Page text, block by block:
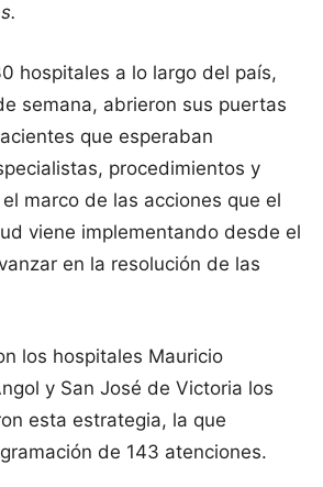
hospitales a lo largo del país,
semana, abrieron sus puertas
que esperaban
procedimientos y
marco de las acciones que el
viene implementando desde el
en la resolución de las
los hospitales Mauricio
y San José de Victoria los
esta estrategia, la que
de 143 atenciones.